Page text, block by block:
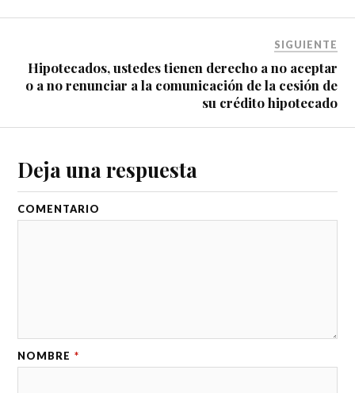
SIGUIENTE
Hipotecados, ustedes tienen derecho a no aceptar
o a no renunciar a la comunicación de la cesión de
su crédito hipotecado
Deja una respuesta
COMENTARIO
NOMBRE *